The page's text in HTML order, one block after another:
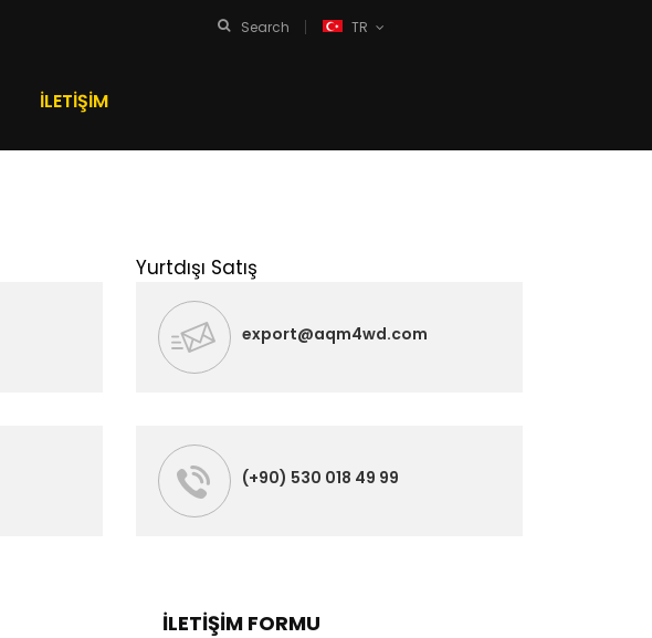
Search TR
İLETIŞIM
Yurtdışı Satış
export@aqm4wd.com
(+90) 530 018 49 99
İLETİŞİM FORMU